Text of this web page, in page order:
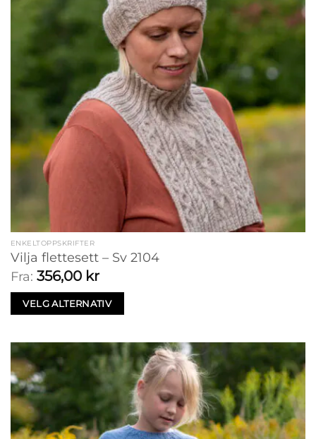
ENKELTOPPSKRIFTER
Vilja flettesett – Sv 2104
Fra: 356,00 kr
VELG ALTERNATIV